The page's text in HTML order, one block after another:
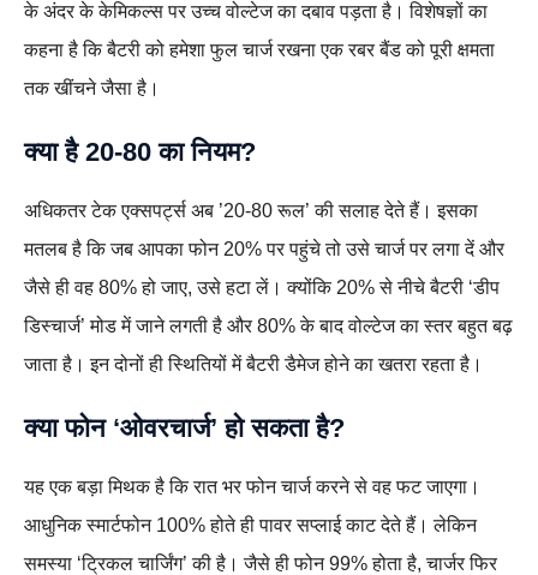
के अंदर के केमिकल्स पर उच्च वोल्टेज का दबाव पड़ता है। विशेषज्ञों का
कहना है कि बैटरी को हमेशा फुल चार्ज रखना एक रबर बैंड को पूरी क्षमता
तक खींचने जैसा है।
क्या है 20-80 का नियम?
अधिकतर टेक एक्सपर्ट्स अब ’20-80 रूल’ की सलाह देते हैं। इसका
मतलब है कि जब आपका फोन 20% पर पहुंचे तो उसे चार्ज पर लगा दें और
जैसे ही वह 80% हो जाए, उसे हटा लें। क्योंकि 20% से नीचे बैटरी ‘डीप
डिस्चार्ज’ मोड में जाने लगती है और 80% के बाद वोल्टेज का स्तर बहुत बढ़
जाता है। इन दोनों ही स्थितियों में बैटरी डैमेज होने का खतरा रहता है।
क्या फोन ‘ओवरचार्ज’ हो सकता है?
यह एक बड़ा मिथक है कि रात भर फोन चार्ज करने से वह फट जाएगा।
आधुनिक स्मार्टफोन 100% होते ही पावर सप्लाई काट देते हैं। लेकिन
समस्या ‘ट्रिकल चार्जिंग’ की है। जैसे ही फोन 99% होता है, चार्जर फिर